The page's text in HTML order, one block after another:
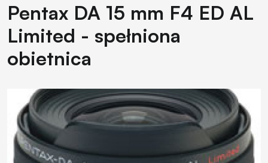
Pentax DA 15 mm F4 ED AL
Limited - spełniona
obietnica